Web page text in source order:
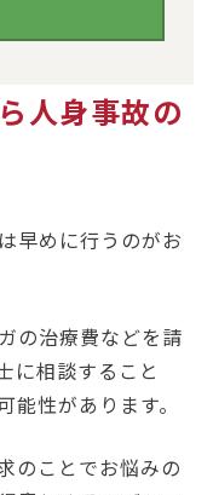
人身事故の
早めに行うのがお
の治療費などを請
に相談すること
性があります。
のことでお悩みの